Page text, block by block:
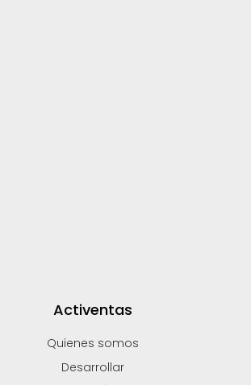
Activentas
Quienes somos
Desarrollar